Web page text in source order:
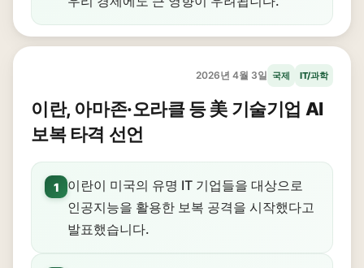
2026년 4월 3일 국제 IT/과학
이란, 아마존·오라클 등 美 기술기업 AI
보복 타격 선언
1
이란이 미국의 유명 IT 기업들을 대상으로
인공지능을 활용한 보복 공격을 시작했다고
발표했습니다.